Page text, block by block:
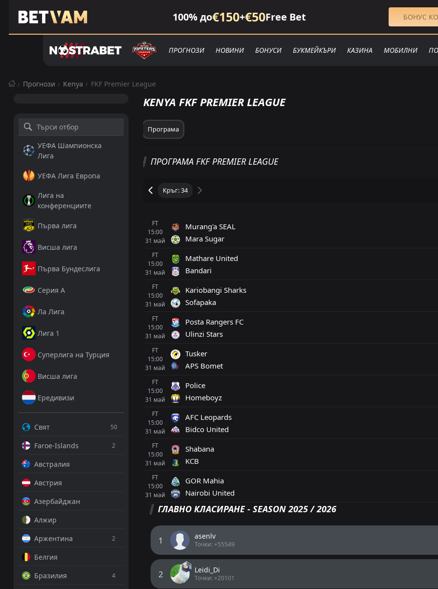
100% до€150+€50Free Bet БОНУС
ПРОГНОЗИ НОВИНИ БОНУСИ БУКМЕЙКЪРИ КАЗИНА МОБИЛНИ
Прогнози Kenya FKF Premier League
УЕФА Шампионска
Лига
УЕФА Лига Европа
Лига на
конференциите
Първа лига
Висша лига
Първа Бундеслига
Серия А
Ла Лига
Лига 1
Суперлига на Турция
Висша лига
Ередивизи
Свят 50
Faroe-Islands 2
Австралия
Австрия
Азербайджан
Алжир
Аржентина
2
Белгия
Бразилия
4
KENYA FKF PREMIER LEAGUE
Програма
ПРОГРАМА FKF PREMIER LEAGUE
FT
15:00
31 май
Murang'a SEAL
Mara Sugar
FT
15:00
31 май
Mathare United
Bandari
FT
15:00
31 май
Kariobangi Sharks
Sofapaka
FT
15:00
31 май
Posta Rangers FC
Ulinzi Stars
FT
15:00
31 май
Tusker
APS Bomet
FT
15:00
31 май
Police
Homeboyz
FT
15:00
31 май
AFC Leopards
Bidco United
FT
15:00
31 май
Shabana
KCB
FT
15:00
31 май
GOR Mahia
Nairobi United
ГЛАВНО КЛАСИРАНЕ - SEASON 2025 / 2026
1 asenlv
Точки: +55549
2 Leidi_Di
Точки: +20101